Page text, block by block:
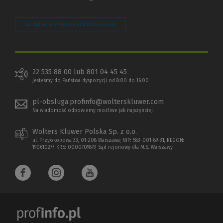
Zarządzaj preferencjami plików cookie
22 535 88 00 lub 801 04 45 45
Jesteśmy do Państwa dyspozycji od 8:00 do 16:00
pl-obsluga.profinfo@wolterskluwer.com
Na wiadomość odpowiemy możliwe jak najszybciej.
Wolters Kluwer Polska Sp. z o.o.
ul. Przyokopowa 33, 01-208 Warszawa; NIP: 583-001-89-31, REGON:
190610277, KRS: 0000709879, Sąd rejonowy dla M.S. Warszawy